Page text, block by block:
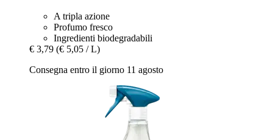
A tripla azione
Profumo fresco
Ingredienti biodegradabili
€ 3,79 (€ 5,05 / L)
Consegna entro il giorno 11 agosto